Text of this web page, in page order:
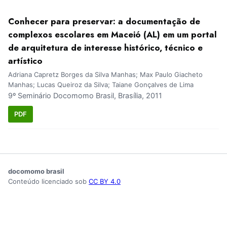
Conhecer para preservar: a documentação de
complexos escolares em Maceió (AL) em um portal
de arquitetura de interesse histórico, técnico e
artístico
Adriana Capretz Borges da Silva Manhas; Max Paulo Giacheto
Manhas; Lucas Queiroz da Silva; Taiane Gonçalves de Lima
9º Seminário Docomomo Brasil, Brasília, 2011
PDF
docomomo brasil
Conteúdo licenciado sob CC BY 4.0